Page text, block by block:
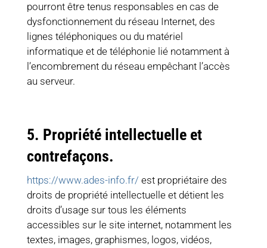
pourront être tenus responsables en cas de
dysfonctionnement du réseau Internet, des
lignes téléphoniques ou du matériel
informatique et de téléphonie lié notamment à
l’encombrement du réseau empêchant l’accès
au serveur.
5. Propriété intellectuelle et
contrefaçons.
https://www.ades-info.fr/ est propriétaire des
droits de propriété intellectuelle et détient les
droits d’usage sur tous les éléments
accessibles sur le site internet, notamment les
textes, images, graphismes, logos, vidéos,